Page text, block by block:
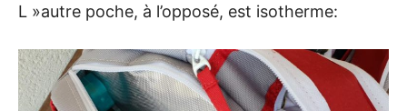
L »autre poche, à l’opposé, est isotherme: